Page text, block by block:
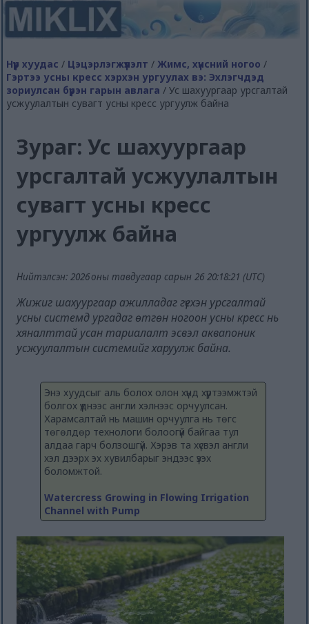
Нүүр хуудас / Цэцэрлэгжүүлэлт / Жимс, хүнсний ногоо /
Гэртээ усны кресс хэрхэн ургуулах вэ: Эхлэгчдэд
зориулсан бүрэн гарын авлага / Ус шахуургаар урсгалтай
усжуулалтын сувагт усны кресс ургуулж байна
Зураг: Ус шахуургаар
урсгалтай усжуулалтын
сувагт усны кресс
ургуулж байна
Нийтэлсэн: 2026 оны тавдугаар сарын 26 20:18:21 (UTC)
Жижиг шахуургаар ажилладаг гүехэн урсгалтай
усны системд ургадаг өтгөн ногоон усны кресс нь
хяналттай усан тариалалт эсвэл аквапоник
усжуулалтын системийг харуулж байна.
Энэ хуудсыг аль болох олон хүнд хүртээмжтэй
болгох үүднээс англи хэлнээс орчуулсан.
Харамсалтай нь машин орчуулга нь төгс
төгөлдөр технологи болоогүй байгаа тул
алдаа гарч болзошгүй. Хэрэв та хүсвэл англи
хэл дээрх эх хувилбарыг эндээс үзэх
боломжтой.
Watercress Growing in Flowing Irrigation
Channel with Pump